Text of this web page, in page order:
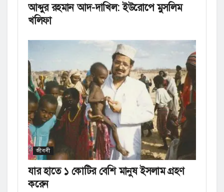
আব্দুর রহমান আদ-দাখিল: ইউরোপে মুসলিম
খলিফা
জীবনী
যার হাতে ১ কোটির বেশি মানুষ ইসলাম গ্রহণ
করেন